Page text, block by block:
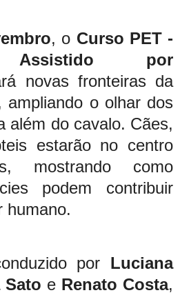
, o Curso PET -
Assistido por
novas fronteiras da
ampliando o olhar dos
além do cavalo. Cães,
estarão no centro
mostrando como
podem contribuir
humano.
por Luciana
Sato e Renato Costa,